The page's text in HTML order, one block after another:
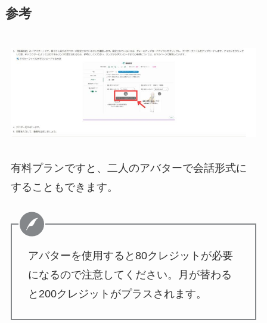
参考
有料プランですと、二人のアバターで会話形式に
することもできます。
アバターを使用すると80クレジットが必要
になるので注意してください。月が替わる
と200クレジットがプラスされます。